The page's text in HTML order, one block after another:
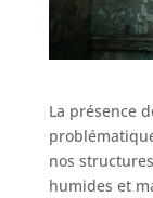
La présence
nos
humides et